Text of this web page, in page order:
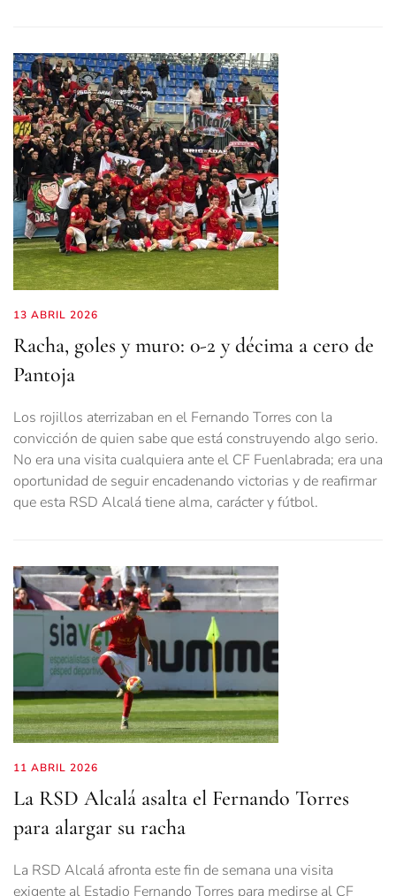
13 ABRIL 2026
Racha, goles y muro: 0-2 y décima a cero de
Pantoja
Los rojillos aterrizaban en el Fernando Torres con la
convicción de quien sabe que está construyendo algo serio.
No era una visita cualquiera ante el CF Fuenlabrada; era una
oportunidad de seguir encadenando victorias y de reafirmar
que esta RSD Alcalá tiene alma, carácter y fútbol.
11 ABRIL 2026
La RSD Alcalá asalta el Fernando Torres
para alargar su racha
La RSD Alcalá afronta este fin de semana una visita
exigente al Estadio Fernando Torres para medirse al CF